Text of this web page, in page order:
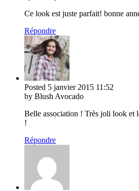
Ce look est juste parfait! bonne
Répondre
Posted 5 janvier 2015 11:52
by Blush Avocado
Belle association ! Très joli look et
!
Répondre